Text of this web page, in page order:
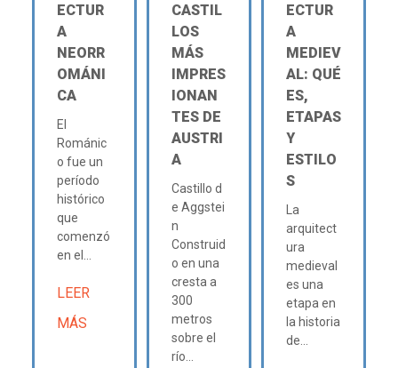
ECTUR
A
NEORR
OMÁNI
CA
El
Románic
o fue un
período
histórico
que
comenzó
en el...
LEER
MÁS
CASTIL
LOS
MÁS
IMPRES
IONAN
TES DE
AUSTRI
A
Castillo d
e Aggstei
n
Construid
o en una
cresta a
300
metros
sobre el
río...
ECTUR
A
MEDIEV
AL: QUÉ
ES,
ETAPAS
Y
ESTILO
S
La
arquitect
ura
medieval
es una
etapa en
la historia
de...